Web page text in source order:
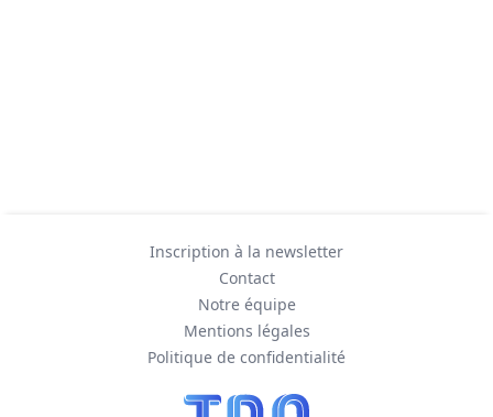
Inscription à la newsletter
Contact
Notre équipe
Mentions légales
Politique de confidentialité